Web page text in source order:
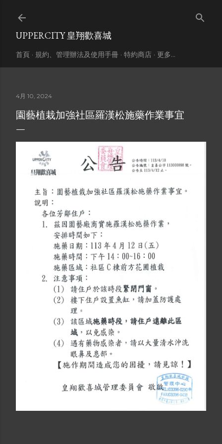
UPPERCITY 皇翔歡喜城
首頁 規約、管理辦法及使用手冊 特約商店 更多…
4月 10, 2024
園藝植栽加強社區羅漢松施藥作業事宜